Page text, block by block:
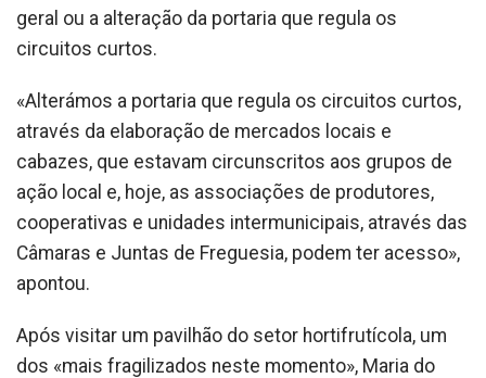
geral ou a alteração da portaria que regula os
circuitos curtos.
«Alterámos a portaria que regula os circuitos curtos,
através da elaboração de mercados locais e
cabazes, que estavam circunscritos aos grupos de
ação local e, hoje, as associações de produtores,
cooperativas e unidades intermunicipais, através das
Câmaras e Juntas de Freguesia, podem ter acesso»,
apontou.
Após visitar um pavilhão do setor hortifrutícola, um
dos «mais fragilizados neste momento», Maria do